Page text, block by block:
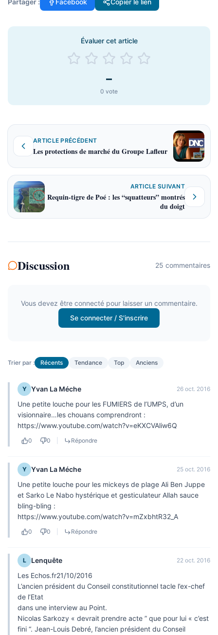
Partager : Facebook Copier le lien
Évaluer cet article
–
0 vote
ARTICLE PRÉCÉDENT
Les protections de marché du Groupe Lafleur
ARTICLE SUIVANT
Requin-tigre de Poé : les “squatteurs” montrés
du doigt
Discussion 25 commentaires
Vous devez être connecté pour laisser un commentaire.
Se connecter / S'inscrire
Trier par : Récents Tendance Top Anciens
Y Yvan La Méche 26 oct. 2016
Une petite louche pour les FUMIERS de l’UMPS, d’un
visionnaire…les chouans comprendront :
https://www.youtube.com/watch?v=eKXCVAliw6Q
0 0 Répondre
Y Yvan La Méche 25 oct. 2016
Une petite louche pour les mickeys de plage Ali Ben Juppe
et Sarko Le Nabo hystérique et gesticulateur Allah sauce
bling-bling :
https://www.youtube.com/watch?v=mZxbhtR32_A
0 0 Répondre
L Lenquête 22 oct. 2016
Les Echos.fr21/10/2016
L’ancien président du Conseil constitutionnel tacle l’ex-chef
de l’Etat
dans une interview au Point.
Nicolas Sarkozy « devrait prendre acte ” que pour lui « c’est
fini “. Jean-Louis Debré, l’ancien président du Conseil